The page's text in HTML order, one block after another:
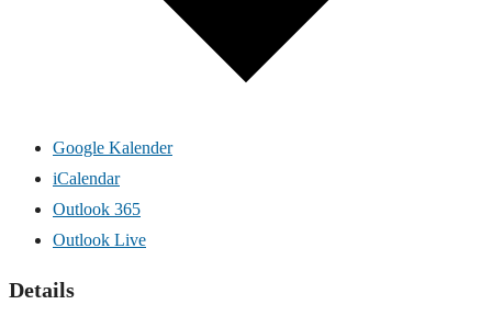
Google Kalender
iCalendar
Outlook 365
Outlook Live
Details